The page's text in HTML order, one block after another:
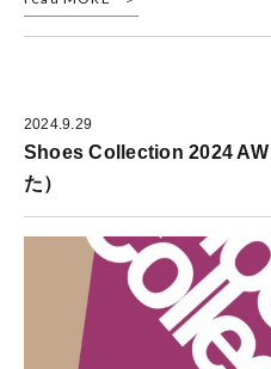
2024.9.29
Shoes Collection 2024
た）